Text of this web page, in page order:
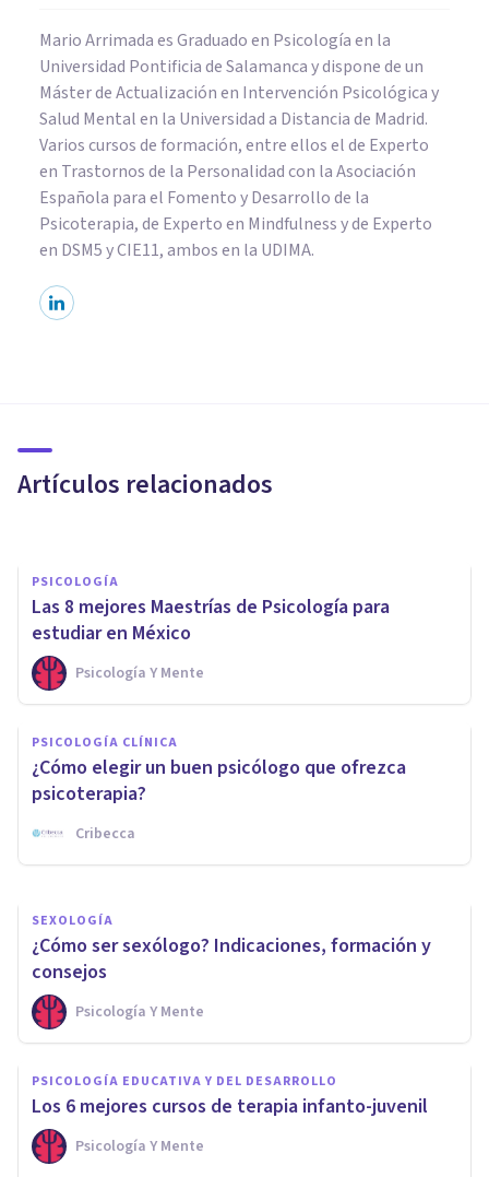
Mario Arrimada es Graduado en Psicología en la
Universidad Pontificia de Salamanca y dispone de un
Máster de Actualización en Intervención Psicológica y
Salud Mental en la Universidad a Distancia de Madrid.
Varios cursos de formación, entre ellos el de Experto
en Trastornos de la Personalidad con la Asociación
Española para el Fomento y Desarrollo de la
Psicoterapia, de Experto en Mindfulness y de Experto
en DSM5 y CIE11, ambos en la UDIMA.
Artículos relacionados
fotorreportaje
PSICOLOGÍA
Las 8 mejores Maestrías de Psicología para
estudiar en México
Psicología Y Mente
PSICOLOGÍA CLÍNICA
¿Cómo elegir un buen psicólogo que ofrezca
psicoterapia?
Cribecca
Terapia de grupo: historia,
tipos y fases
Arturo Torres
SEXOLOGÍA
¿Cómo ser sexólogo? Indicaciones, formación y
consejos
Psicología Y Mente
PSICOLOGÍA EDUCATIVA Y DEL DESARROLLO
​Los 6 mejores cursos de terapia infanto-juvenil
Psicología Y Mente